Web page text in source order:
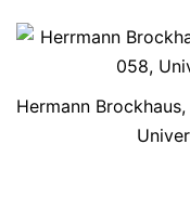
Hermann